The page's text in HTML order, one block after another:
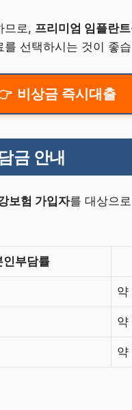
므로, 프리미엄 임플란
선택하시는 것이 좋
비상금 즉시대출
금 안내
보험 가입자를 대상으
인부담률
약